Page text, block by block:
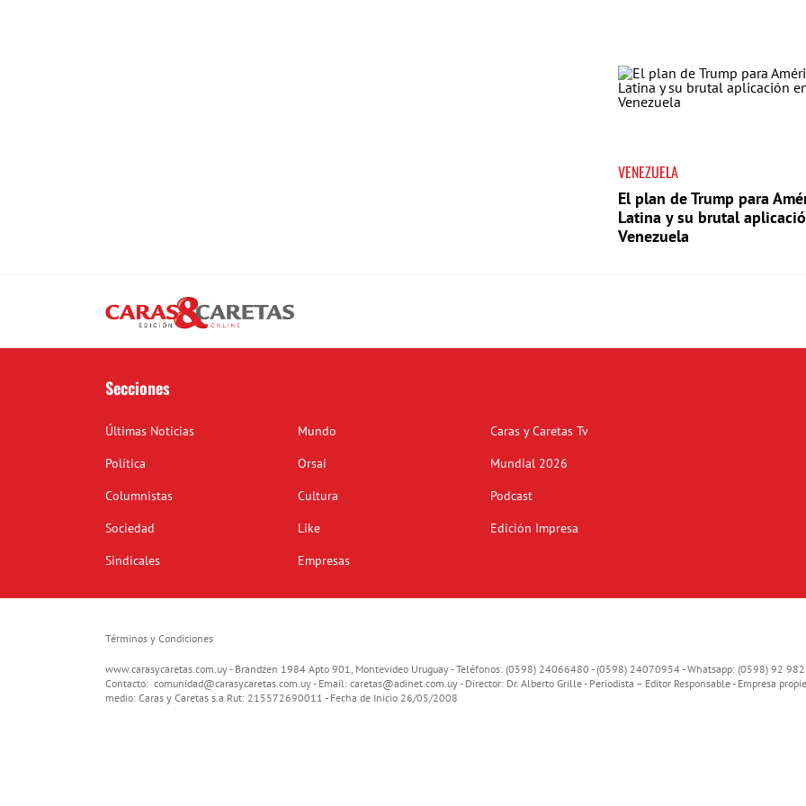
VENEZUELA
El plan de Trump para
Latina y su brutal
Venezuela
Secciones
Últimas Noticias
Política
Columnistas
Sociedad
Sindicales
Mundo
Orsai
Cultura
Like
Empresas
Caras y Caretas Tv
Mundial 2026
Podcast
Edición Impresa
Términos y Condiciones
www.carasycaretas.com.uy - Brandzen 1984 Apto 901, Montevideo Uruguay - Teléfonos: (0598) 24066480 - (0598) 24070954 - Whatsapp: (0598) 92
Contacto: comunidad@carasycaretas.com.uy- Email: caretas@adinet.com.uy- Director: Dr. Alberto Grille - Periodista – Editor Responsable - Empresa
medio: Caras y Caretas s.a Rut: 215572690011 - Fecha de Inicio 26/05/2008